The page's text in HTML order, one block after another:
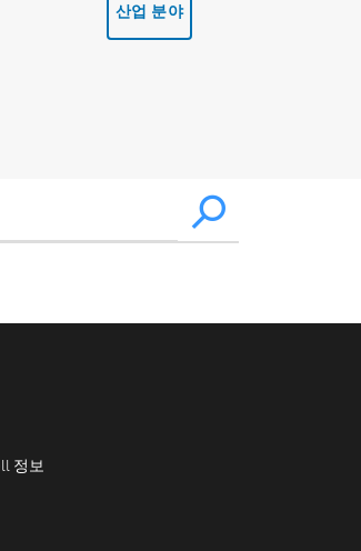
산업 분야
정보